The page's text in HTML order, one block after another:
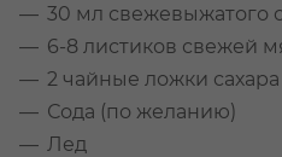
30 мл свежевыжатого
6-8 листиков свежей
2 чайные ложки
Сода (по желанию)
Лед